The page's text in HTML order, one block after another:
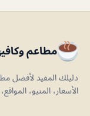
مطاعم
دليلك المفيد لأفضل
الأسعار، المنيو،